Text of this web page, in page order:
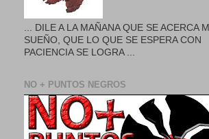
... DILE A LA MAÑANA QUE SE ACERCA MI
SUEÑO, QUE LO QUE SE ESPERA CON
PACIENCIA SE LOGRA ...
NO + PUNTOS NEGROS